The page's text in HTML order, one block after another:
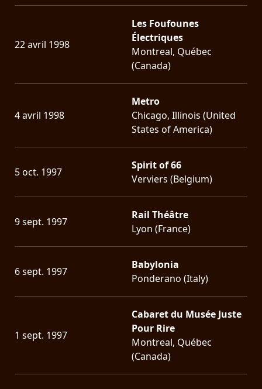
22 avril 1998
Les Foufounes
Électriques
Montreal, Québec
(Canada)
4 avril 1998
Metro
Chicago, Illinois (United
States of America)
5 oct. 1997
Spirit of 66
Verviers (Belgium)
9 sept. 1997
Rail Théâtre
Lyon (France)
6 sept. 1997
Babylonia
Ponderano (Italy)
1 sept. 1997
Cabaret du Musée Juste
Pour Rire
Montreal, Québec
(Canada)